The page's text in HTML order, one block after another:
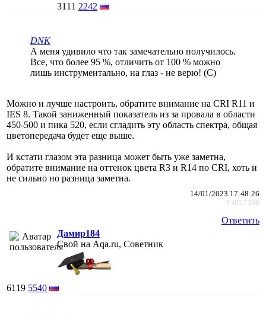
3111 2242
DNK
А меня удивило что так замечательно получилось.
Все, что более 95 %, отличить от 100 % можно
лишь инструментально, на глаз - не верю! (С)
Можно и лучше настроить, обратите внимание на CRI R11 и
IES 8. Такой заниженный показатель из за провала в области
450-500 и пика 520, если сгладить эту область спектра, общая
цветопередача будет еще выше.
И кстати глазом эта разница может быть уже заметна,
обратите внимание на оттенок цвета R3 и R14 по CRI, хоть и
не сильно но разница заметна.
14/01/2023 17:48:26
#3057598
Ответить
Дамир184
Свой на Aqa.ru, Советник
6119 5540